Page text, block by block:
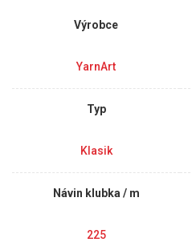
Výrobce
YarnArt
Typ
Klasik
Návin klubka / m
225